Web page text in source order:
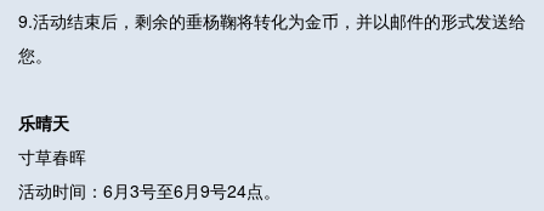
9.活动结束后，剩余的垂杨鞠将转化为金币，并以邮件的形式发送给
您。
乐晴天
寸草春晖
活动时间：6月3号至6月9号24点。